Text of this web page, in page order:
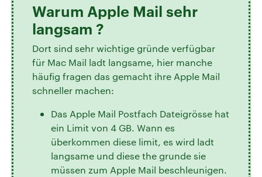
Warum Apple Mail sehr
langsam ?
Dort sind sehr wichtige gründe verfügbar
für Mac Mail ladt langsame, hier manche
häufig fragen das gemacht ihre Apple Mail
schneller machen:
Das Apple Mail Postfach Dateigrösse hat
ein Limit von 4 GB. Wann es
überkommen diese limit, es wird ladt
langsame und diese the grunde sie
müssen zum Apple Mail beschleunigen.